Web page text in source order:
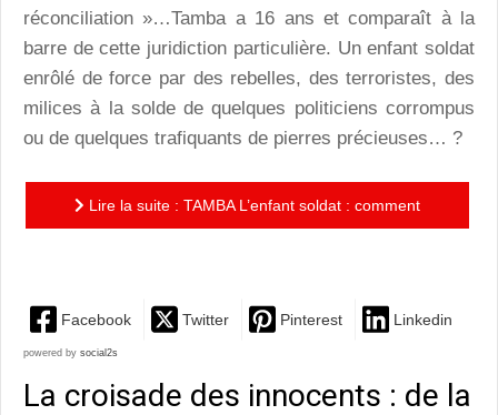
réconciliation »…Tamba a 16 ans et comparaît à la
barre de cette juridiction particulière. Un enfant soldat
enrôlé de force par des rebelles, des terroristes, des
milices à la solde de quelques politiciens corrompus
ou de quelques trafiquants de pierres précieuses… ?
Lire la suite : TAMBA L’enfant soldat : comment
Facebook Twitter Pinterest Linkedin
powered by social2s
La croisade des innocents : de la